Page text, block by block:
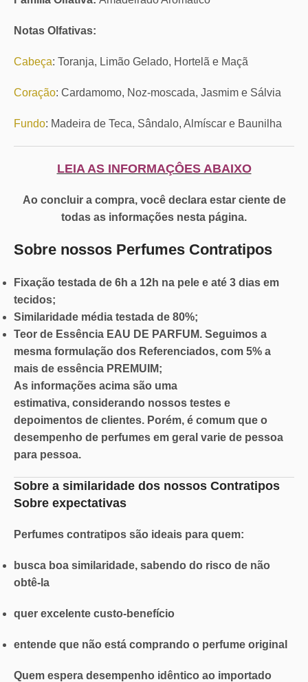
Notas Olfativas:
Cabeça: Toranja, Limão Gelado, Hortelã e Maçã
Coração: Cardamomo, Noz-moscada, Jasmim e Sálvia
Fundo: Madeira de Teca, Sândalo, Almíscar e Baunilha
LEIA AS INFORMAÇÔES ABAIXO
Ao concluir a compra, você declara estar ciente de
todas as informações nesta página.
Sobre nossos Perfumes Contratipos
Fixação testada de 6h a 12h na pele e até 3 dias em
tecidos;
Similaridade média testada de 80%;
Teor de Essência EAU DE PARFUM. Seguimos a
mesma formulação dos Referenciados, com 5% a
mais de essência PREMUIM;
As informações acima são uma
estimativa, considerando nossos testes e
depoimentos de clientes. Porém, é comum que o
desempenho de perfumes em geral varie de pessoa
para pessoa.
Sobre a similaridade dos nossos Contratipos
Sobre expectativas
Perfumes contratipos são ideais para quem:
busca boa similaridade, sabendo do risco de não
obtê-la
quer excelente custo-benefício
entende que não está comprando o perfume original
Quem espera desempenho idêntico ao importado